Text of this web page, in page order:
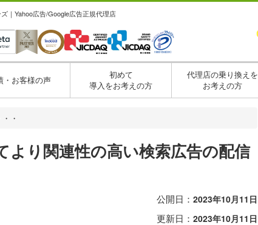
｜Yahoo広告/Google広告正規代理店
・お客様の声
初めて
導入をお考えの方
代理店の乗り換えを
お考えの方
・
より関連性の高い検索広告の配信
公開日： 2023年10月11日
更新日： 2023年10月11日